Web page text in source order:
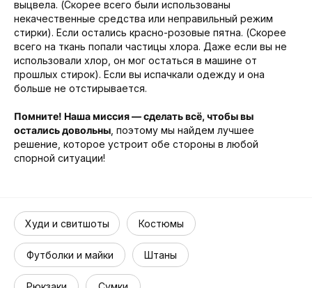
выцвела. (Скорее всего были использованы
некачественные средства или неправильный режим
стирки). Если остались красно-розовые пятна. (Скорее
всего на ткань попали частицы хлора. Даже если вы не
использовали хлор, он мог остаться в машине от
прошлых стирок). Если вы испачкали одежду и она
больше не отстирывается.
Помните! Наша миссия — сделать всё, чтобы вы
остались довольны , поэтому мы найдем лучшее
решение, которое устроит обе стороны в любой
спорной ситуации!
Худи и свитшоты
Футболки и майки Штаны
Костюмы